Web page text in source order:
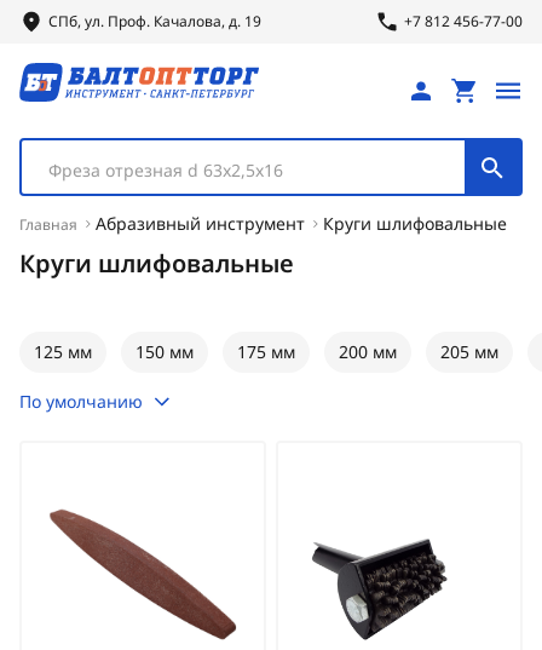
СПб, ул. Проф. Качалова, д. 19 +7 812 456-77-00
Фреза отрезная d 63х2,5х16
Главная Абразивный инструмент Круги шлифовальные
Круги шлифовальные
125 мм 150 мм 175 мм 200 мм 205 мм
По умолчанию